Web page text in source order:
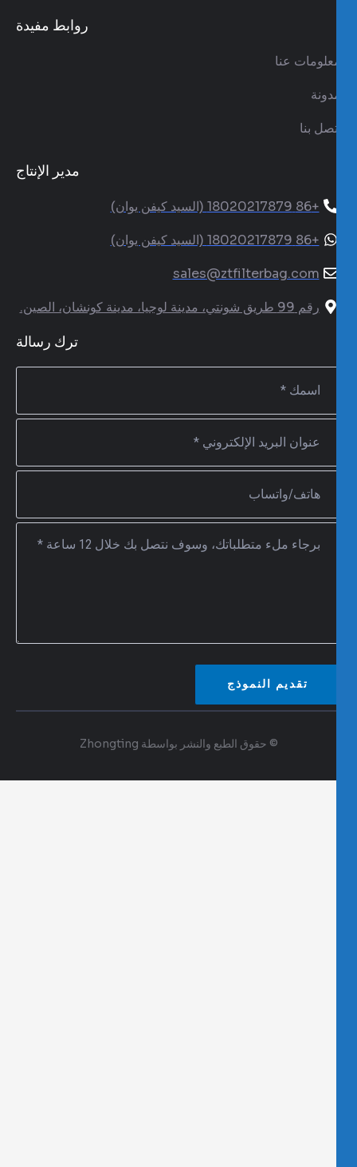
روابط مفيدة
عنا
بنا
مدير الإنتاج
+86 18020217879 (السيد كيفن يوان)
+86 18020217879 (السيد كيفن يوان)
sales@ztfilterbag.com
رقم 99 طريق شونتي، مدينة لوجيا، مدينة كونشان، الصين.
ترك رسالة
تقديم النموذج
© حقوق الطبع والنشر بواسطة Zhongting